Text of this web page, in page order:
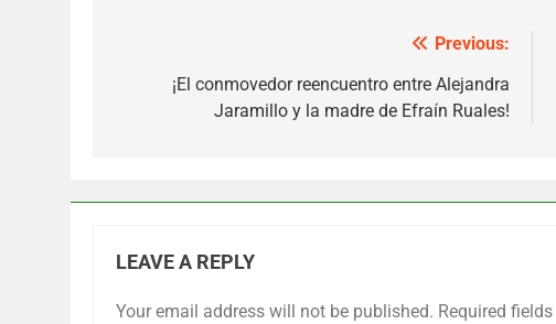
navigation
Previous:
¡El conmovedor reencuentro entre Alejandra
Jaramillo y la madre de Efraín Ruales!
LEAVE A REPLY
Your email address will not be published. Required